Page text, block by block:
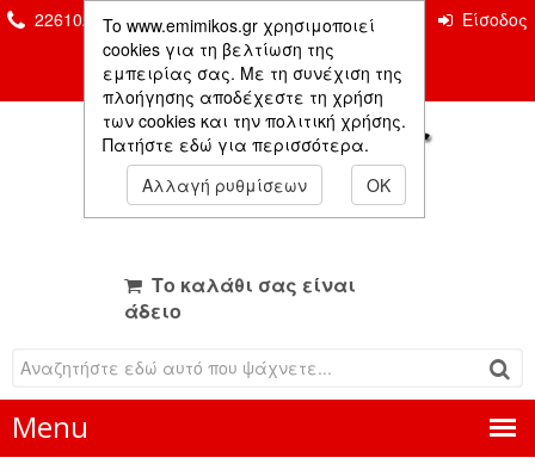
To www.emimikos.gr χρησιμοποιεί
cookies για τη βελτίωση της
εμπειρίας σας. Με τη συνέχιση της
πλοήγησης αποδέχεστε τη χρήση
των cookies και την πολιτική χρήσης.
Πατήστε εδώ για περισσότερα.
Αλλαγή ρυθμίσεων
OK
2261026435 & 2261081666 Επικοινωνία
Είσοδος
Μέλους
Το καλάθι σας είναι
άδειο
Menu